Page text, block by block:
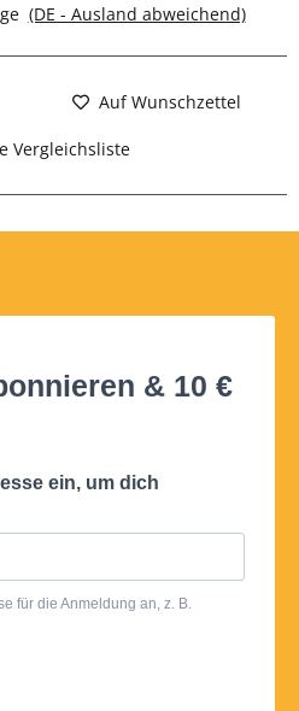
(DE - Ausland abweichend)
Auf Wunschzettel
Vergleichsliste